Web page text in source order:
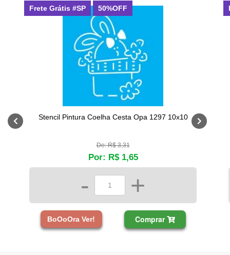
Stencil Pintura Coelha Cesta Opa 1297 10x10
De: R$ 3,31
Por: R$ 1,65
- +
BoOoOra Ver! Comprar
Frete Grátis #SP 50%OFF